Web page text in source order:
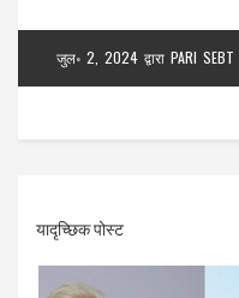
जुल॰ 2, 2024 द्वारा PARI SEBT
यादृच्छिक पोस्ट